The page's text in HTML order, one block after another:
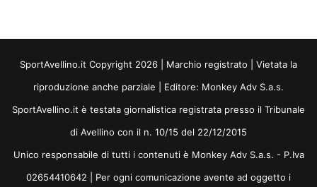
SportAvellino.it Copyright 2026 | Marchio registrato | Vietata la
riproduzione anche parziale | Editore: Monkey Adv S.a.s.
SportAvellino.it è testata giornalistica registrata presso il Tribunale
di Avellino con il n. 10/15 del 22/12/2015
Unico responsabile di tutti i contenuti è Monkey Adv S.a.s. - P.Iva
02654410642 | Per ogni comunicazione avente ad oggetto i